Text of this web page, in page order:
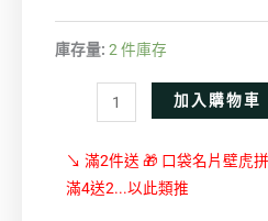
庫存量: 2 件庫存
加入購物車
↘ 滿2件送 🎁 口袋名片壁虎
滿4送2...以此類推